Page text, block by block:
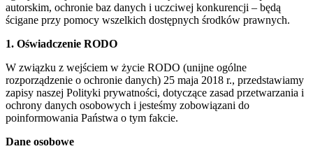
autorskim, ochronie baz danych i uczciwej konkurencji – będą
ścigane przy pomocy wszelkich dostępnych środków prawnych.
1. Oświadczenie RODO
W związku z wejściem w życie RODO (unijne ogólne
rozporządzenie o ochronie danych) 25 maja 2018 r., przedstawiamy
zapisy naszej Polityki prywatności, dotyczące zasad przetwarzania i
ochrony danych osobowych i jesteśmy zobowiązani do
poinformowania Państwa o tym fakcie.
Dane osobowe